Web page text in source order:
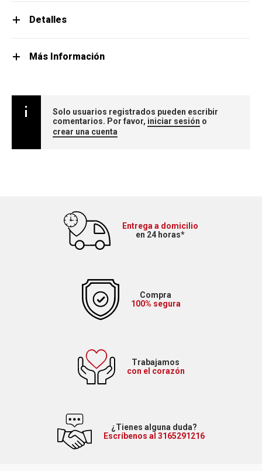
Detalles
Más Información
Solo usuarios registrados pueden escribir
comentarios. Por favor, iniciar sesión o
crear una cuenta
Entrega a domicilio
en 24 horas*
Compra
100% segura
Trabajamos
con el corazón
¿Tienes alguna duda?
Escríbenos al 3165291216